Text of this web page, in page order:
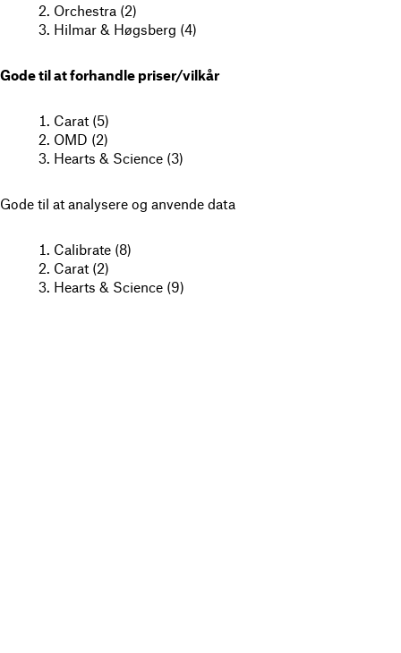
Orchestra (2)
Hilmar & Høgsberg (4)
Gode til at forhandle priser/vilkår
Carat (5)
OMD (2)
Hearts & Science (3)
Gode til at analysere og anvende data
Calibrate (8)
Carat (2)
Hearts & Science (9)